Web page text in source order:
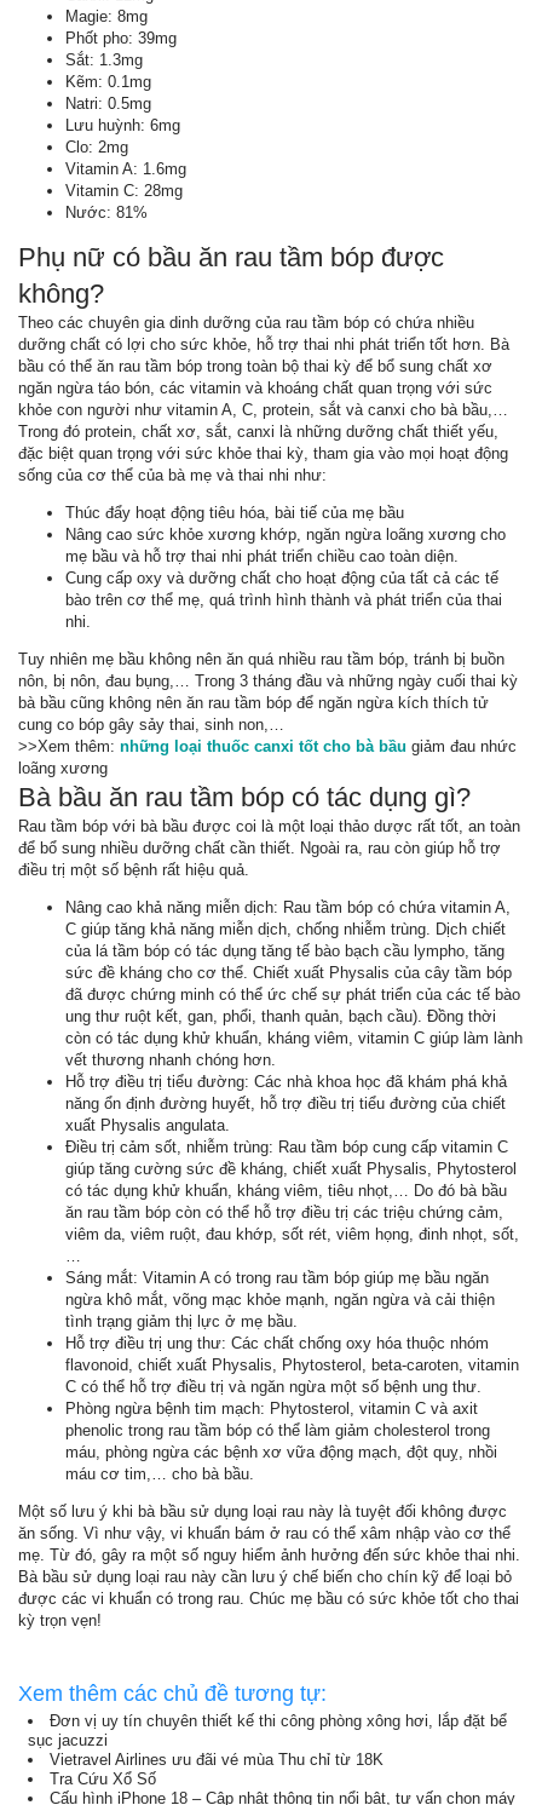
Magie: 8mg
Phốt pho: 39mg
Sắt: 1.3mg
Kẽm: 0.1mg
Natri: 0.5mg
Lưu huỳnh: 6mg
Clo: 2mg
Vitamin A: 1.6mg
Vitamin C: 28mg
Nước: 81%
Phụ nữ có bầu ăn rau tầm bóp được
không?
Theo các chuyên gia dinh dưỡng của rau tầm bóp có chứa nhiều
dưỡng chất có lợi cho sức khỏe, hỗ trợ thai nhi phát triển tốt hơn. Bà
bầu có thể ăn rau tầm bóp trong toàn bộ thai kỳ để bổ sung chất xơ
ngăn ngừa táo bón, các vitamin và khoáng chất quan trọng với sức
khỏe con người như vitamin A, C, protein, sắt và canxi cho bà bầu,…
Trong đó protein, chất xơ, sắt, canxi là những dưỡng chất thiết yếu,
đặc biệt quan trọng với sức khỏe thai kỳ, tham gia vào mọi hoạt động
sống của cơ thể của bà mẹ và thai nhi như:
Thúc đẩy hoạt động tiêu hóa, bài tiế của mẹ bầu
Nâng cao sức khỏe xương khớp, ngăn ngừa loãng xương cho
mẹ bầu và hỗ trợ thai nhi phát triển chiều cao toàn diện.
Cung cấp oxy và dưỡng chất cho hoạt động của tất cả các tế
bào trên cơ thể mẹ, quá trình hình thành và phát triển của thai
nhi.
Tuy nhiên mẹ bầu không nên ăn quá nhiều rau tầm bóp, tránh bị buồn
nôn, bị nôn, đau bụng,… Trong 3 tháng đầu và những ngày cuối thai kỳ
bà bầu cũng không nên ăn rau tầm bóp để ngăn ngừa kích thích tử
cung co bóp gây sảy thai, sinh non,…
>>Xem thêm: những loại thuốc canxi tốt cho bà bầu giảm đau nhức
loãng xương
Bà bầu ăn rau tầm bóp có tác dụng gì?
Rau tầm bóp với bà bầu được coi là một loại thảo dược rất tốt, an toàn
để bổ sung nhiều dưỡng chất cần thiết. Ngoài ra, rau còn giúp hỗ trợ
điều trị một số bệnh rất hiệu quả.
Nâng cao khả năng miễn dịch: Rau tầm bóp có chứa vitamin A,
C giúp tăng khả năng miễn dịch, chống nhiễm trùng. Dịch chiết
của lá tầm bóp có tác dụng tăng tế bào bạch cầu lympho, tăng
sức đề kháng cho cơ thể. Chiết xuất Physalis của cây tầm bóp
đã được chứng minh có thể ức chế sự phát triển của các tế bào
ung thư ruột kết, gan, phổi, thanh quản, bạch cầu). Đồng thời
còn có tác dụng khử khuẩn, kháng viêm, vitamin C giúp làm lành
vết thương nhanh chóng hơn.
Hỗ trợ điều trị tiểu đường: Các nhà khoa học đã khám phá khả
năng ổn định đường huyết, hỗ trợ điều trị tiểu đường của chiết
xuất Physalis angulata.
Điều trị cảm sốt, nhiễm trùng: Rau tầm bóp cung cấp vitamin C
giúp tăng cường sức đề kháng, chiết xuất Physalis, Phytosterol
có tác dụng khử khuẩn, kháng viêm, tiêu nhọt,… Do đó bà bầu
ăn rau tầm bóp còn có thể hỗ trợ điều trị các triệu chứng cảm,
viêm da, viêm ruột, đau khớp, sốt rét, viêm họng, đinh nhọt, sốt,
…
Sáng mắt: Vitamin A có trong rau tầm bóp giúp mẹ bầu ngăn
ngừa khô mắt, võng mạc khỏe mạnh, ngăn ngừa và cải thiện
tình trạng giảm thị lực ở mẹ bầu.
Hỗ trợ điều trị ung thư: Các chất chống oxy hóa thuộc nhóm
flavonoid, chiết xuất Physalis, Phytosterol, beta-caroten, vitamin
C có thể hỗ trợ điều trị và ngăn ngừa một số bệnh ung thư.
Phòng ngừa bệnh tim mạch: Phytosterol, vitamin C và axit
phenolic trong rau tầm bóp có thể làm giảm cholesterol trong
máu, phòng ngừa các bệnh xơ vữa động mạch, đột quỵ, nhồi
máu cơ tim,… cho bà bầu.
Một số lưu ý khi bà bầu sử dụng loại rau này là tuyệt đối không được
ăn sống. Vì như vậy, vi khuẩn bám ở rau có thể xâm nhập vào cơ thể
mẹ. Từ đó, gây ra một số nguy hiểm ảnh hưởng đến sức khỏe thai nhi.
Bà bầu sử dụng loại rau này cần lưu ý chế biến cho chín kỹ để loại bỏ
được các vi khuẩn có trong rau. Chúc mẹ bầu có sức khỏe tốt cho thai
kỳ trọn vẹn!
Xem thêm các chủ đề tương tự:
Đơn vị uy tín chuyên thiết kế thi công phòng xông hơi, lắp đặt bể
sục jacuzzi
Vietravel Airlines ưu đãi vé mùa Thu chỉ từ 18K
Tra Cứu Xổ Số
Cấu hình iPhone 18 – Cập nhật thông tin nổi bật, tư vấn chọn máy